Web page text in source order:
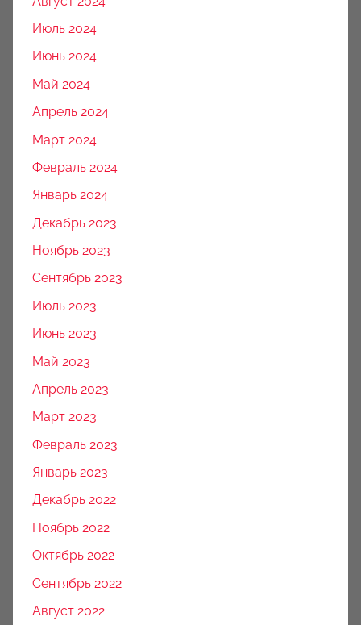
Июль 2024
Июнь 2024
Май 2024
Апрель 2024
Март 2024
Февраль 2024
Январь 2024
Декабрь 2023
Ноябрь 2023
Сентябрь 2023
Июль 2023
Июнь 2023
Май 2023
Апрель 2023
Март 2023
Февраль 2023
Январь 2023
Декабрь 2022
Ноябрь 2022
Октябрь 2022
Сентябрь 2022
Август 2022